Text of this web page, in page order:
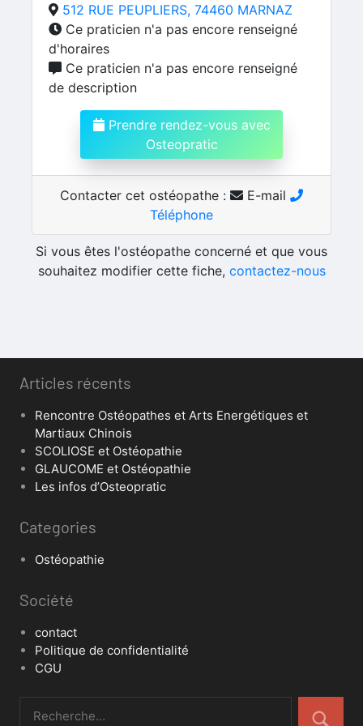
512 RUE PEUPLIERS, 74460 MARNAZ
Ce praticien n'a pas encore renseigné
d'horaires
Ce praticien n'a pas encore renseigné
de description
Prendre rendez-vous avec
Osteopratic
Contacter cet ostéopathe :
E-mail
Téléphone
Si vous êtes l'ostéopathe concerné et que vous
souhaitez modifier cette fiche, contactez-nous
Articles récents
Rencontre Ostéopathes et Arts Energétiques et
Martiaux Chinois
SCOLIOSE et Ostéopathie
GLAUCOME et Ostéopathie
Les infos d’Osteopratic
Categories
Ostéopathie
Société
contact
Politique de confidentialité
CGU